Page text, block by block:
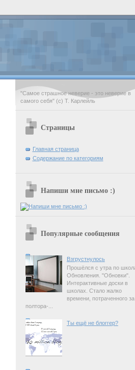
"Самое страшное неверие - это неверие в
самого себя" (с) Т. Карлейль
Страницы
Главная страница
Содержание по категориям
Напиши мне письмо :)
Популярные сообщения
Взгрустнулось
Прошёлся с утра по
Обновления. "Обновки".
Интерактивные доски в
школах. Стало жалко
времени, потраченного за
полтора-...
Ты ещё не блоггер?